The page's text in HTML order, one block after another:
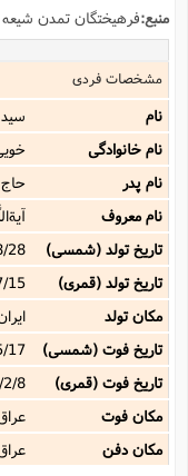
منبع:فرهیختگان تمدن شیعه
مشخصات فردی
نام
سید
نام خانوادگی
خویى
نام پدر
حاج
نام معروف
تاریخ تولد (شمسی)
28
تاریخ تولد (قمری)
15
مکان تولد
تاریخ فوت (شمسی)
17
تاریخ فوت (قمری)
2/8
مکان فوت
مکان دفن